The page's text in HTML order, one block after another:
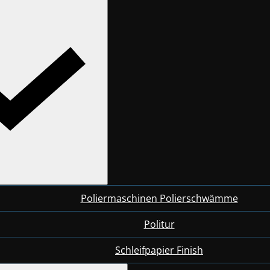
Poliermaschinen Polierschwämme
Politur
Schleifpapier Finish